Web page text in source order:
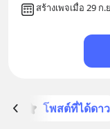
สร้างเพจเมื่อ 29 ก.
โพสต์ที่ได้ดาว